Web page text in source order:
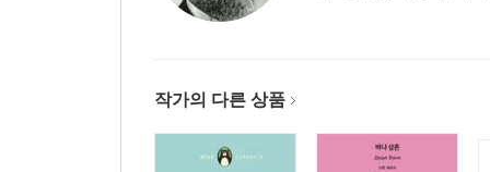
작가의 다른 상품